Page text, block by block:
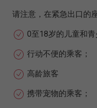
请注意，在紧急出口的
0至18岁的儿童和
行动不便的乘客；
高龄旅客
携带宠物的乘客；